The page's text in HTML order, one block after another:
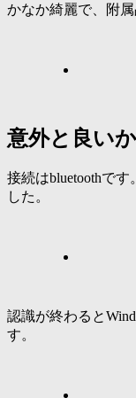
かなか綺麗で、附属
意外と良い
接続はbluetoothです
した。
認識が終わると
す。